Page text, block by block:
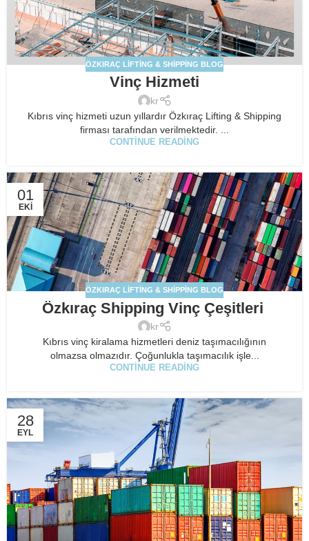
ÖZKIRAÇ LIFTING & SHIPPING BLOG
Vinç Hizmeti
kr
Kıbrıs vinç hizmeti uzun yıllardır Özkıraç Lifting & Shipping
firması tarafından verilmektedir. ...
CONTINUE READING
01
EKI
ÖZKIRAÇ LIFTING & SHIPPING BLOG
Özkıraç Shipping Vinç Çeşitleri
kr
Kıbrıs vinç kiralama hizmetleri deniz taşımacılığının
olmazsa olmazıdır. Çoğunlukla taşımacılık işle...
CONTINUE READING
28
EYL